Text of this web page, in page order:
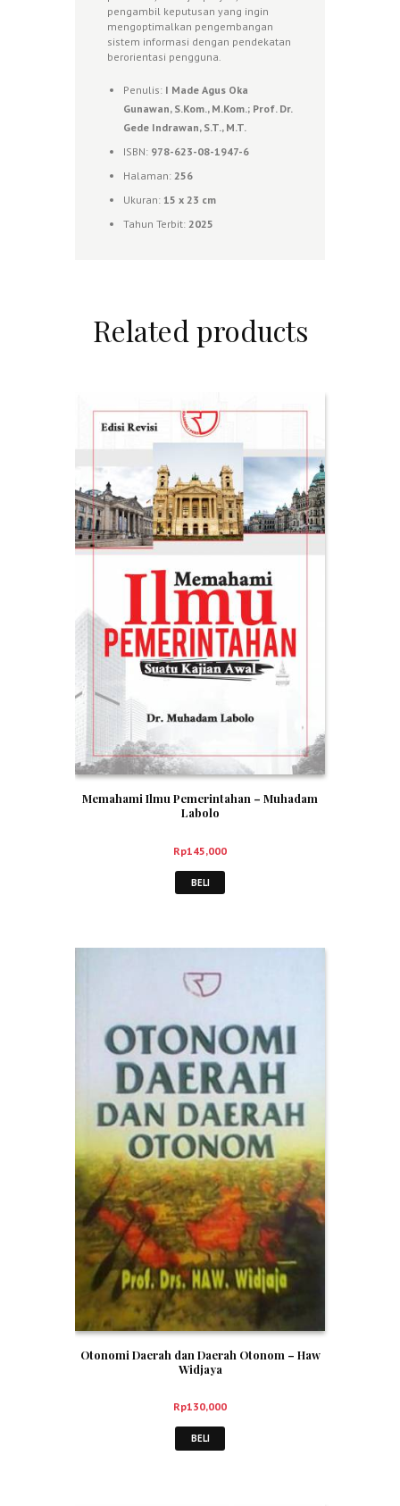
pengambil keputusan yang ingin
mengoptimalkan pengembangan
sistem informasi dengan pendekatan
berorientasi pengguna.
Penulis: I Made Agus Oka
Gunawan, S.Kom., M.Kom.; Prof. Dr.
Gede Indrawan, S.T., M.T.
ISBN: 978-623-08-1947-6
Halaman: 256
Ukuran: 15 x 23 cm
Tahun Terbit: 2025
Related products
Memahami Ilmu Pemerintahan – Muhadam
Labolo
Rp145,000
BELI
Otonomi Daerah dan Daerah Otonom – Haw
Widjaya
Rp130,000
BELI